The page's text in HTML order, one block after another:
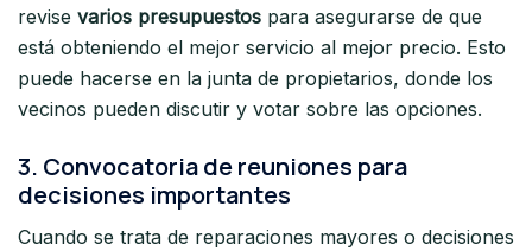
revise varios presupuestos para asegurarse de que
está obteniendo el mejor servicio al mejor precio. Esto
puede hacerse en la junta de propietarios, donde los
vecinos pueden discutir y votar sobre las opciones.
3. Convocatoria de reuniones para
decisiones importantes
Cuando se trata de reparaciones mayores o decisiones